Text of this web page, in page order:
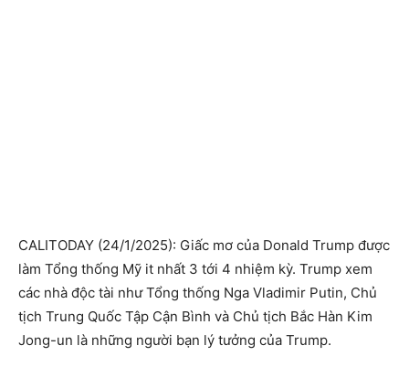
CALITODAY (24/1/2025): Giấc mơ của Donald Trump được
làm Tổng thống Mỹ it nhất 3 tới 4 nhiệm kỳ. Trump xem
các nhà độc tài như Tổng thống Nga Vladimir Putin, Chủ
tịch Trung Quốc Tập Cận Bình và Chủ tịch Bắc Hàn Kim
Jong-un là những người bạn lý tưởng của Trump.